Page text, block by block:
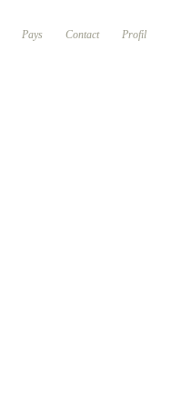
Pays Contact Profil